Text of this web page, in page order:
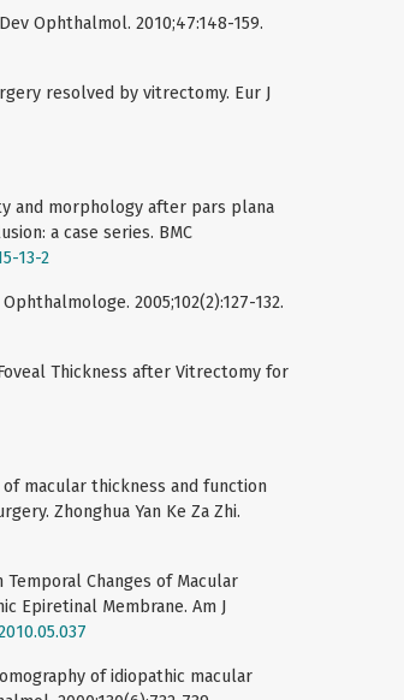
Ophthalmol. 2010;47:148-159.
resolved by vitrectomy. Eur J
and morphology after pars plana
a case series. BMC
13-2
2005;102(2):127-132.
Thickness after Vitrectomy for
of macular thickness and function
Zhonghua Yan Ke Za Zhi.
Temporal Changes of Macular
Epiretinal Membrane. Am J
of idiopathic macular